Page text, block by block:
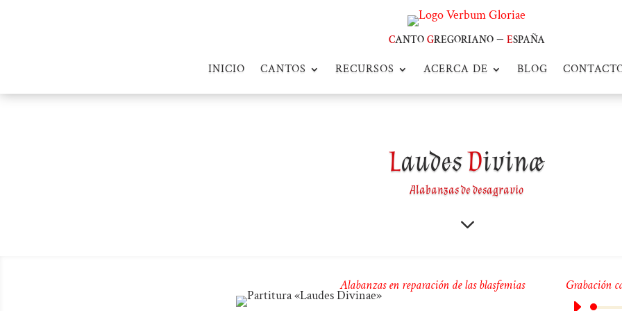
cantogregoriano –españa
INICIO CANTOS RECURSOS ACERCA DE BLOG
LaudesDivinæ
Alabanzas de desagravio
3
Alabanzas en reparación de las blasfemias Grabación